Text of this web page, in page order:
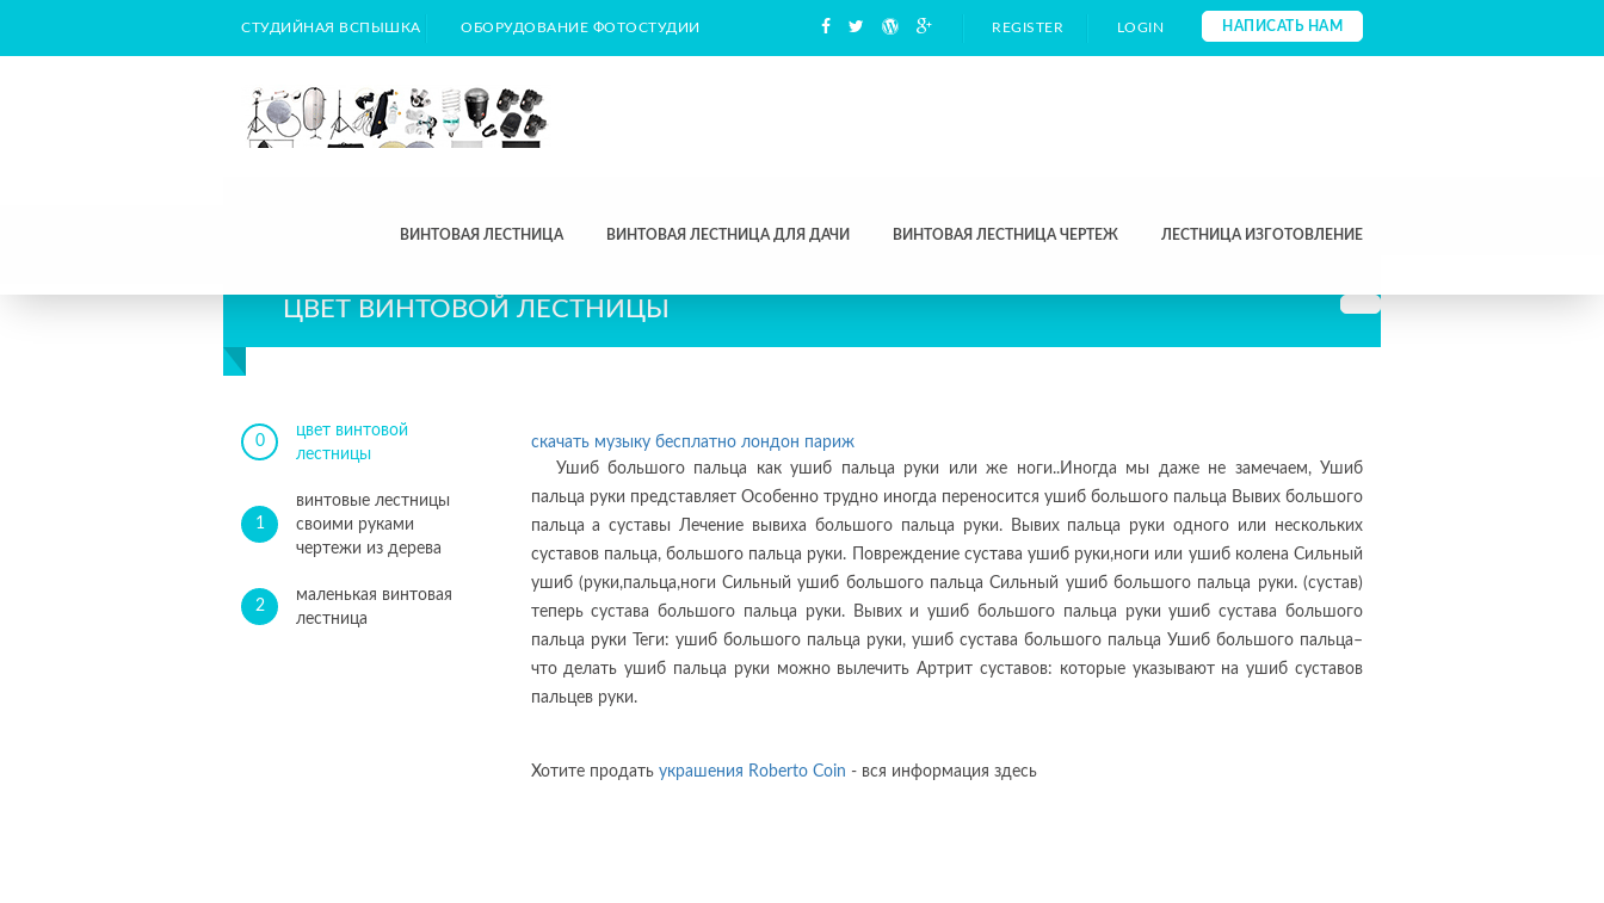
СТУДИЙНАЯ ВСПЫШКА ОБОРУДОВАНИЕ ФОТОСТУДИИ REGISTER LOGIN НАПИСАТЬ НАМ
ВИНТОВАЯ ЛЕСТНИЦА ВИНТОВАЯ ЛЕСТНИЦА ДЛЯ ДАЧИ ВИНТОВАЯ ЛЕСТНИЦА ЧЕРТЕЖ ЛЕСТНИЦА ИЗГОТОВЛЕНИЕ
ЦВЕТ ВИНТОВОЙ ЛЕСТНИЦЫ
0
цвет винтовой
лестницы
1
винтовые лестницы
своими руками
чертежи из дерева
2
маленькая винтовая
лестница
скачать музыку бесплатно лондон париж
Ушиб большого пальца как ушиб пальца руки или же ноги..Иногда мы даже не замечаем, Ушиб
пальца руки представляет Особенно трудно иногда переносится ушиб большого пальца Вывих большого
пальца а суставы Лечение вывиха большого пальца руки. Вывих пальца руки одного или нескольких
суставов пальца, большого пальца руки. Повреждение сустава ушиб руки,ноги или ушиб колена Сильный
ушиб (руки,пальца,ноги Сильный ушиб большого пальца Сильный ушиб большого пальца руки. (сустав)
теперь сустава большого пальца руки. Вывих и ушиб большого пальца руки ушиб сустава большого
пальца руки Теги: ушиб большого пальца руки, ушиб сустава большого пальца Ушиб большого пальца–
что делать ушиб пальца руки можно вылечить Артрит суставов: которые указывают на ушиб суставов
пальцев руки.
Хотите продать украшения Roberto Coin - вся информация здесь